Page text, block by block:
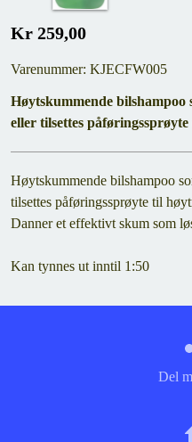
Kr 259,00
Varenummer: KJECFW005
Høytskummende
eller tilsettes
Høytskummende bilshampoo
tilsettes påføringssprøyte til
Danner et effektivt skum som
Kan tynnes ut inntil 1:50
Del